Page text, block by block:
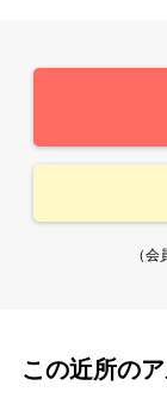
（
この近所の